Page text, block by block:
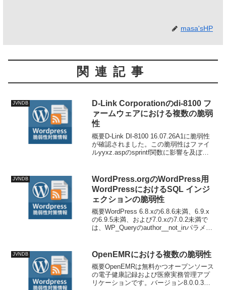
masa'sHP
関連記事
JVNDB
D-Link Corporationのdi-8100 フ
ァームウェアにおける複数の脆弱
性
概要D-Link DI-8100 16.07.26A1に脆弱性
が確認されました。この脆弱性はファイ
ルyyxz.aspのsprintf関数に影響を及ぼし
す。攻撃はリモー...
JVNDB
WordPress.orgのWordPress用
WordPressにおけるSQL インジ
ェクションの脆弱性
概要WordPress 6.8.xの6.8.6未満、6.9.x
の6.9.5未満、および7.0.xの7.0.2未満で
は、WP_Queryのauthor__not_inパラメー
JVNDB OpenEMRにおける複数の脆弱性
概要OpenEMRは無料かつオープンソース
の電子健康記録および医療実務管理アプ
リケーションです。バージョン8.0.0.3以